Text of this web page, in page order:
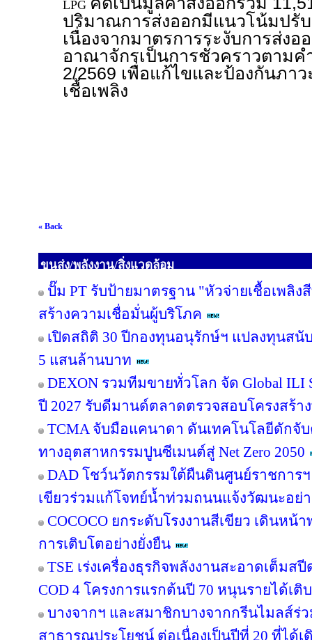
LPG
ปริมาณการส่งออกมีแนวโน้มปรับ
เนื่องจากมาตรการระงับการส่งอ
อาณาจักรเป็นการชั่วคราวตาม
2/2569 เพื่อแก้ไขและป้องกันภา
เชื้อเพลิง
« Back
ขนส่ง/พลังงาน/สิ่งแวดล้อม
ปั๊ม PT รับป้ายมาตรฐาน "หัวจ่ายเชื้อเพลิง
สร้างความเชื่อมั่นผู้บริโภค
เปิดสถิติ 30 ปีกองทุนอนุรักษ์ฯ แปลงทุนส
5 แสนล้านบาท
DEXON รวมทีมขายทั่วโลก จัด Global ILI
ปี 2027 รับดีมานด์ตลาดตรวจสอบโครงสร้
TCMA จับมือแคนาดา ดันเทคโนโลยีดักจั
ทางอุตสาหกรรมปูนซีเมนต์สู่ Net Zero 2050
DAD โชว์นวัตกรรมใต้ผืนดินศูนย์ราชการ
เขียวร่วมแก้โจทย์น้ำท่วมถนนแจ้งวัฒนะอย่า
COCOCO ยกระดับโรงงานสีเขียว เดินห
การเติบโตอย่างยั่งยืน
TSE เร่งเครื่องธุรกิจพลังงานสะอาดเต็มส
COD 4 โครงการแรกต้นปี 70 หนุนรายได้เติ
บางจากฯ และสมาชิกบางจากกรีนไมลส์ร่
สาธารณประโยชน์ ต่อเนื่องเป็นปีที่ 20 ที่ได้เ